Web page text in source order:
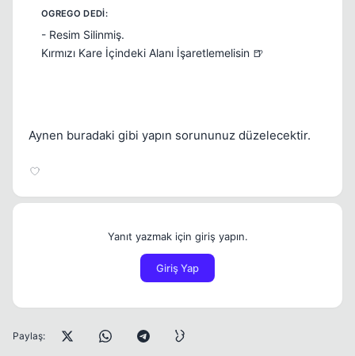
- Resim Silinmiş.
Kırmızı Kare İçindeki Alanı İşaretlemelisin 🍺
Aynen buradaki gibi yapın sorununuz düzelecektir.
Yanıt yazmak için giriş yapın.
Giriş Yap
Paylaş: